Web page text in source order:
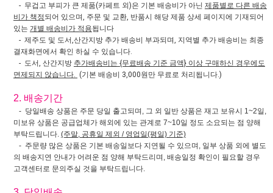
- 무겁고 부피가 큰 제품(카페트 외)은 기본 배송비가 아닌 제품별로 다른 배송
비가 책정되어 있으며, 주문 및 교환, 반품시 해당 제품 상세 페이지에 기재되어
있는 개별 배송비가 적용됩니다
- 제주도 및 도서,산간지방 추가 배송비 부과되며, 지역별 추가 배송비는 최종
결재화면에서 확인 하실 수 있습니다.
- 도서, 산간지방 추가배송비는 {무료배송 기준 금액} 이상 구매하신 경우에도
면제되지 않습니다.
(기본 배송비 3,000원만 무료로 처리됩니다.)
2. 배송기간
- 당일배송 상품은 주문 당일 출고되며, 그 외 일반 상품은 재고 보유시 1~2일,
미보유 상품은 공급업체가 해외에 있는 관계로 7~10일 정도 소요되는 점 양해
부탁드립니다. (주말, 공휴일 제외 / 영업일(평일) 기준)
- 주문량 많은 상품은 기본 배송일보다 지연될 수 있으며, 일부 상품 외에 별도
의 배송지연 안내가 어려운 점 양해 부탁드리며, 배송일정 확인이 필요할 경우
고객센터로 문의주실 것을 부탁드립니다.